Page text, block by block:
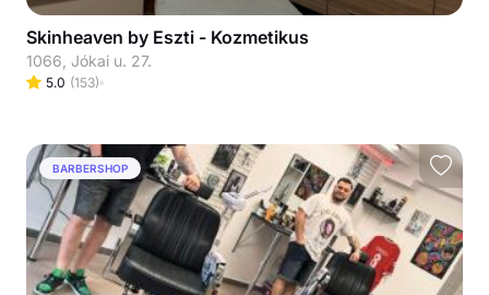
Skinheaven by Eszti - Kozmetikus
1066, Jókai u. 27.
5.0 (153)
BARBERSHOP